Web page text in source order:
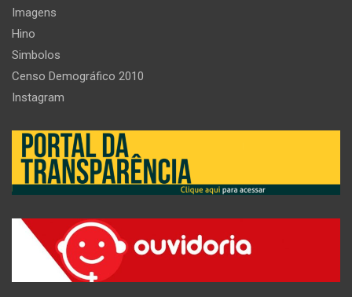
Imagens
Hino
Simbolos
Censo Demográfico 2010
Instagram